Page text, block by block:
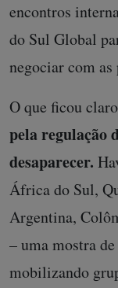
encontros
do Sul Global
negociar com
O que ficou
pela regulação
desaparecer.
África do Sul,
Argentina,
– uma mostra
mobilizando